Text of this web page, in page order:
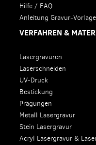
Hilfe / FAQ
Anleitung Gravur-
VERFAHREN &
Lasergravuren
Laserschneiden
UV-Druck
Bestickung
Prägungen
Metall Lasergravur
Stein Lasergravur
Acryl Lasergravur &